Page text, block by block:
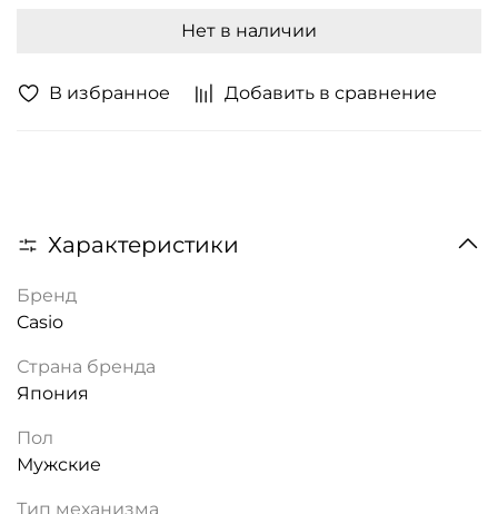
В избранное Добавить в сравнение
Нет в наличии
Характеристики
Бренд
Casio
Страна бренда
Япония
Пол
Мужские
Тип механизма